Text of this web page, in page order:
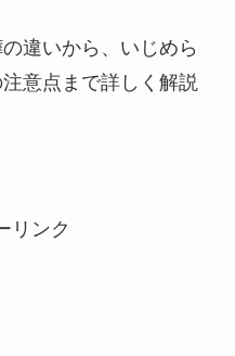
違いから、いじめら
意点まで詳しく解説
リンク